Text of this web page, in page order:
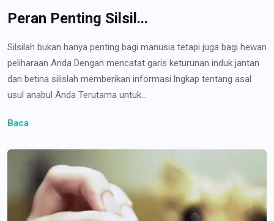
Peran Penting Silsil...
Silsilah bukan hanya penting bagi manusia tetapi juga bagi hewan
peliharaan Anda Dengan mencatat garis keturunan induk jantan
dan betina silislah memberikan informasi lngkap tentang asal
usul anabul Anda Terutama untuk...
Baca